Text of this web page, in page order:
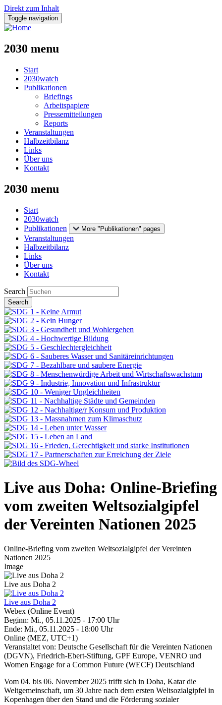
Direkt zum Inhalt
Toggle navigation
2030 menu
Start
2030watch
Publikationen
Briefings
Arbeitspapiere
Pressemitteilungen
Reports
Veranstaltungen
Halbzeitbilanz
Links
Über uns
Kontakt
2030 menu
Start
2030watch
Publikationen
More "Publikationen" pages
Veranstaltungen
Halbzeitbilanz
Links
Über uns
Kontakt
Search
Live aus Doha: Online-Briefing
vom zweiten Weltsozialgipfel
der Vereinten Nationen 2025
Online-Briefing vom zweiten Weltsozialgipfel der Vereinten
Nationen 2025
Image
Live aus Doha 2
Live aus Doha 2
Webex (Online Event)
Beginn: Mi., 05.11.2025 - 17:00 Uhr
Ende: Mi., 05.11.2025 - 18:00 Uhr
Online (MEZ, UTC+1)
Veranstaltet von: Deutsche Gesellschaft für die Vereinten Nationen
(DGVN), Friedrich-Ebert-Stiftung, GPF Europe, VENRO und
Women Engage for a Common Future (WECF) Deutschland
Vom 04. bis 06. November 2025 trifft sich in Doha, Katar die
Weltgemeinschaft, um 30 Jahre nach dem ersten Weltsozialgipfel in
Kopenhagen über den Stand und die Förderung sozialer